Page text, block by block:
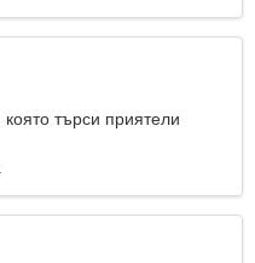
търси приятели